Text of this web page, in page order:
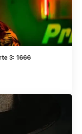
3: 1666